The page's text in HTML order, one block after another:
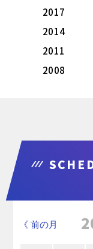
2017
2014
2011
2008
《 前の月